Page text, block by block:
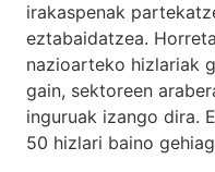
irakaspenak
eztabaidatzea.
nazioarteko hizlariak
gain, sektoreen
inguruak izango dira.
50 hizlari baino